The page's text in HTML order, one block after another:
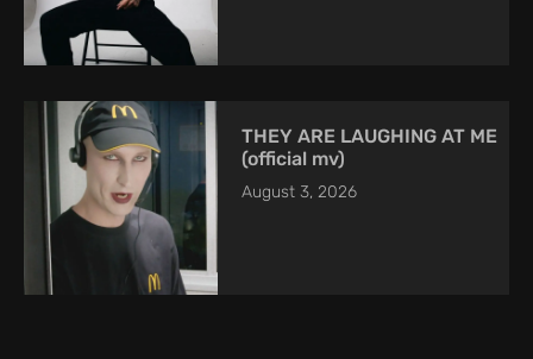
THEY ARE LAUGHING AT ME
(official mv)
August 3, 2026